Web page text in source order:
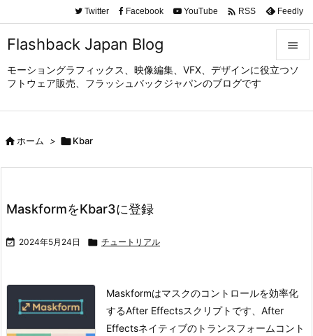
Flashback Japan Blog
モーショングラフィックス、映像編集、VFX、デザインに役立つソ
フトウェア販売、フラッシュバックジャパンのブログです



Twitter Facebook YouTube  RSS Feedly
ホーム > Kbar
MaskformをKbar3に登録
 2024年5月24日  チュートリアル
Maskformはマスクのコントロールを効率化
するAfter Effectsスクリプトです、After
Effectsネイティブのトランスフォームコント